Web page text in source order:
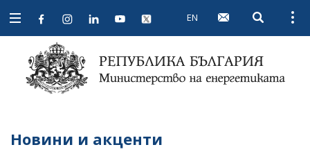
Open
navigation
EN Open
Новини и акценти